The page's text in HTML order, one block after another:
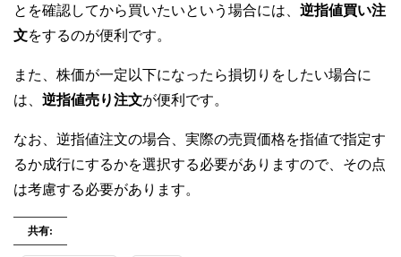
とを確認してから買いたいという場合には、 逆指値買い注
文をするのが便利です。
また、株価が一定以下になったら損切りをしたい場合に
は、 逆指値売り注文が便利です。
なお、逆指値注文の場合、実際の売買価格を指値で指定す
るか成行にするかを選択する必要がありますので、その点
は考慮する必要があります。
共有: